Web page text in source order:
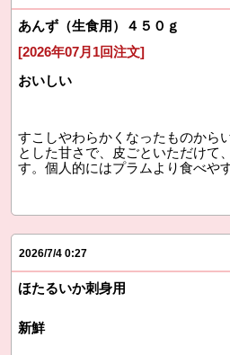
あんず（生食用）４５０ｇ
[2026年07月1回注文]
おいしい
すこしやわらかくなったものから
とした甘さで、皮ごといただけて
す。個人的にはプラムより食べや
2026/7/4 0:27
ほたるいか刺身用
新鮮